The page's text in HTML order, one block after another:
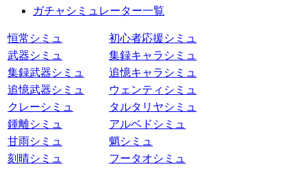
ガチャシミュレーター一覧
恒常シミュ
初心者応援シミュ
武器シミュ
集録キャラシミュ
集録武器シミュ
追憶キャラシミュ
追憶武器シミュ
ウェンティシミュ
クレーシミュ
タルタリヤシミュ
鍾離シミュ
アルベドシミュ
甘雨シミュ
魈シミュ
刻晴シミュ
フータオシミュ